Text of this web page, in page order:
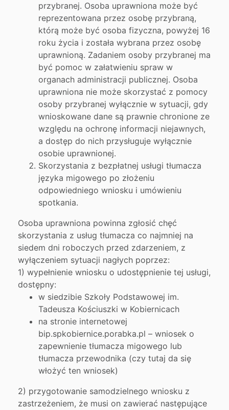
przybranej. Osoba uprawniona może być
reprezentowana przez osobę przybraną,
którą może być osoba fizyczna, powyżej 16
roku życia i została wybrana przez osobę
uprawnioną. Zadaniem osoby przybranej ma
być pomoc w załatwieniu spraw w
organach administracji publicznej. Osoba
uprawniona nie może skorzystać z pomocy
osoby przybranej wyłącznie w sytuacji, gdy
wnioskowane dane są prawnie chronione ze
względu na ochronę informacji niejawnych,
a dostęp do nich przysługuje wyłącznie
osobie uprawnionej.
Skorzystania z bezpłatnej usługi tłumacza
języka migowego po złożeniu
odpowiedniego wniosku i umówieniu
spotkania.
Osoba uprawniona powinna zgłosić chęć
skorzystania z usług tłumacza co najmniej na
siedem dni roboczych przed zdarzeniem, z
wyłączeniem sytuacji nagłych poprzez:
1) wypełnienie wniosku o udostępnienie tej usługi,
dostępny:
w siedzibie Szkoły Podstawowej im.
Tadeusza Kościuszki w Kobiernicach
na stronie internetowej
bip.spkobiernice.porabka.pl – wniosek o
zapewnienie tłumacza migowego lub
tłumacza przewodnika (czy tutaj da się
włożyć ten wniosek)
2) przygotowanie samodzielnego wniosku z
zastrzeżeniem, że musi on zawierać następujące